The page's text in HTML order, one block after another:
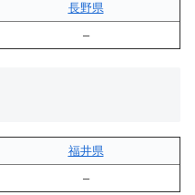
長野県
–
福井県
–